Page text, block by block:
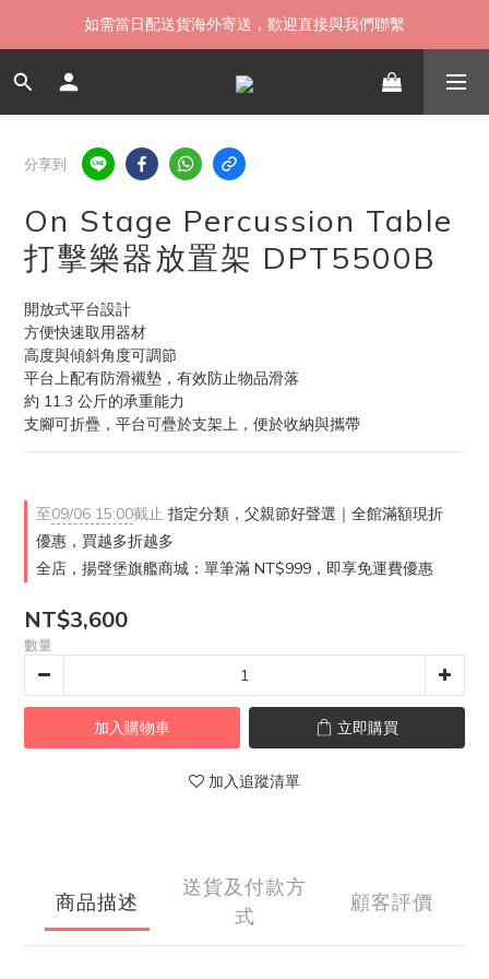
如需當日配送貨海外寄送，歡迎直接與我們聯繫
如需當日配送貨海外寄送，歡迎直接與我們聯繫
無卡分期 零利率 好輕鬆【立即填表】
如需當日配送貨海外寄送，歡迎直接與我們聯繫
分享到
On Stage Percussion Table
打擊樂器放置架 DPT5500B
開放式平台設計
方便快速取用器材
高度與傾斜角度可調節
平台上配有防滑襯墊，有效防止物品滑落
約 11.3 公斤的承重能力
支腳可折疊，平台可疊於支架上，便於收納與攜帶
至09/06 15:00截止 指定分類，父親節好聲選｜全館滿額現折
優惠，買越多折越多
全店，揚聲堡旗艦商城：單筆滿 NT$999，即享免運費優惠
NT$3,600
數量
加入購物車 立即購買
加入追蹤清單
商品描述
送貨及付款方
式
顧客評價